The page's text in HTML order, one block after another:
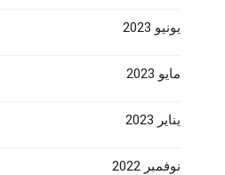
يونيو 2023
مايو 2023
يناير 2023
نوفمبر 2022